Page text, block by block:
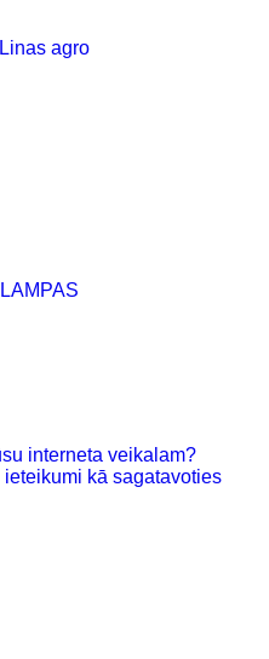
Linas agro
interneta veikalam?
ieteikumi kā sagatavoties